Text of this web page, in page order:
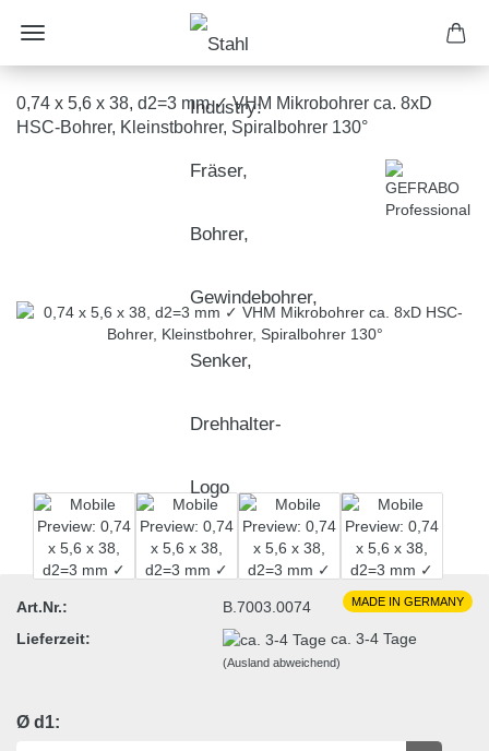
0,74 x 5,6 x 38, d2=3 mm ✓ VHM Mikrobohrer ca. 8xD
HSC-Bohrer, Kleinstbohrer, Spiralbohrer 130°
MADE IN GERMANY
Art.Nr.:
B.7003.0074
Lieferzeit:
ca. 3-4 Tage
(Ausland abweichend)
Ø d1: